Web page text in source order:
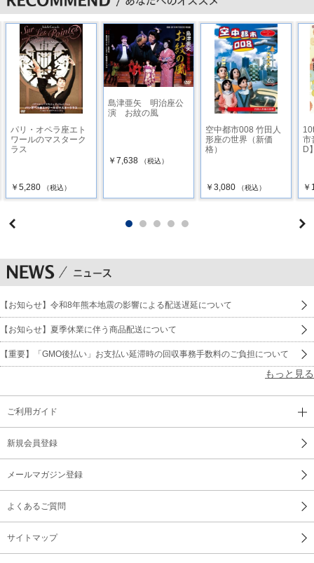
18 ロン・ド・ジャンブ・アン・レール Ｌ
19 フラッペ Ｒ
20 フラッペ Ｌ
21 アダージョ Ｒ
23 プティ・バットマン Ｒ
27 ルルヴェ
30 タンデュ
32 フォンデュ
33 移動するピルエット
35 スモール・ジャンプ
36 シャッセ
37 アッサンブレ
パリ・オペラ座エト
ワールのマスターク
ラス
￥5,280 （税込）
島津亜矢 明治座公
演 お紋の風
￥7,638 （税込）
空中都市008 竹田人
形座の世界（新価
格）
￥3,080 （税込）
市
D
【お知らせ】令和8年熊本地震の影響による配送遅延について
【お知らせ】夏季休業に伴う商品配送について
【重要】「GMO後払い」お支払い延滞時の回収事務手数料のご負担について
もっと見る
ご利用ガイド
新規会員登録
メールマガジン登録
よくあるご質問
サイトマップ